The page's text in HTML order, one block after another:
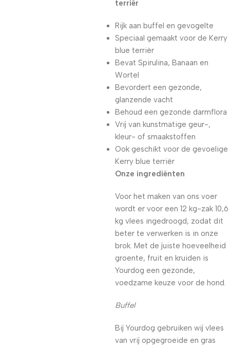
terriër
Rijk aan buffel en gevogelte
Speciaal gemaakt voor de Kerry
blue terriër
Bevat Spirulina, Banaan en
Wortel
Bevordert een gezonde,
glanzende vacht
Behoud een gezonde darmflora
Vrij van kunstmatige geur-,
kleur- of smaakstoffen
Ook geschikt voor de gevoelige
Kerry blue terriër
Onze ingrediënten
Voor het maken van ons voer
wordt er voor een 12 kg-zak 10,6
kg vlees ingedroogd, zodat dit
beter te verwerken is in onze
brok. Met de juiste hoeveelheid
groente, fruit en kruiden is
Yourdog een gezonde,
voedzame keuze voor de hond.
Buffel
Bij Yourdog gebruiken wij vlees
van vrij opgegroeide en gras